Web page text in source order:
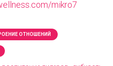
mikro7
ОТНОШЕНИЙ